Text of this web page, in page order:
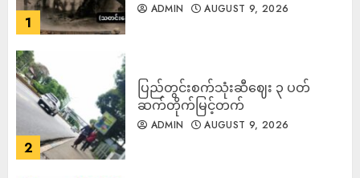
1
ADMIN AUGUST 9, 2026
2
ပြည်တွင်းစက်သုံးဆီဈေး ၃ ပတ်
ဆက်တိုက်မြင့်တက်
ADMIN AUGUST 9, 2026